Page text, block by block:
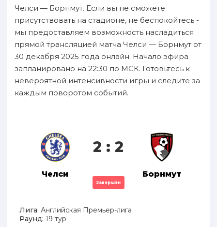
Челси — Борнмут. Если вы не сможете
присутствовать на стадионе, не беспокойтесь -
мы предоставляем возможность насладиться
прямой трансляцией матча Челси — Борнмут от
30 декабря 2025 года онлайн. Начало эфира
запланировано на 22:30 по МСК. Готовьтесь к
невероятной интенсивности игры и следите за
каждым поворотом событий.
Челси
2 : 2
Завершён
Борнмут
Лига: Английская Премьер-лига
Раунд: 19 тур